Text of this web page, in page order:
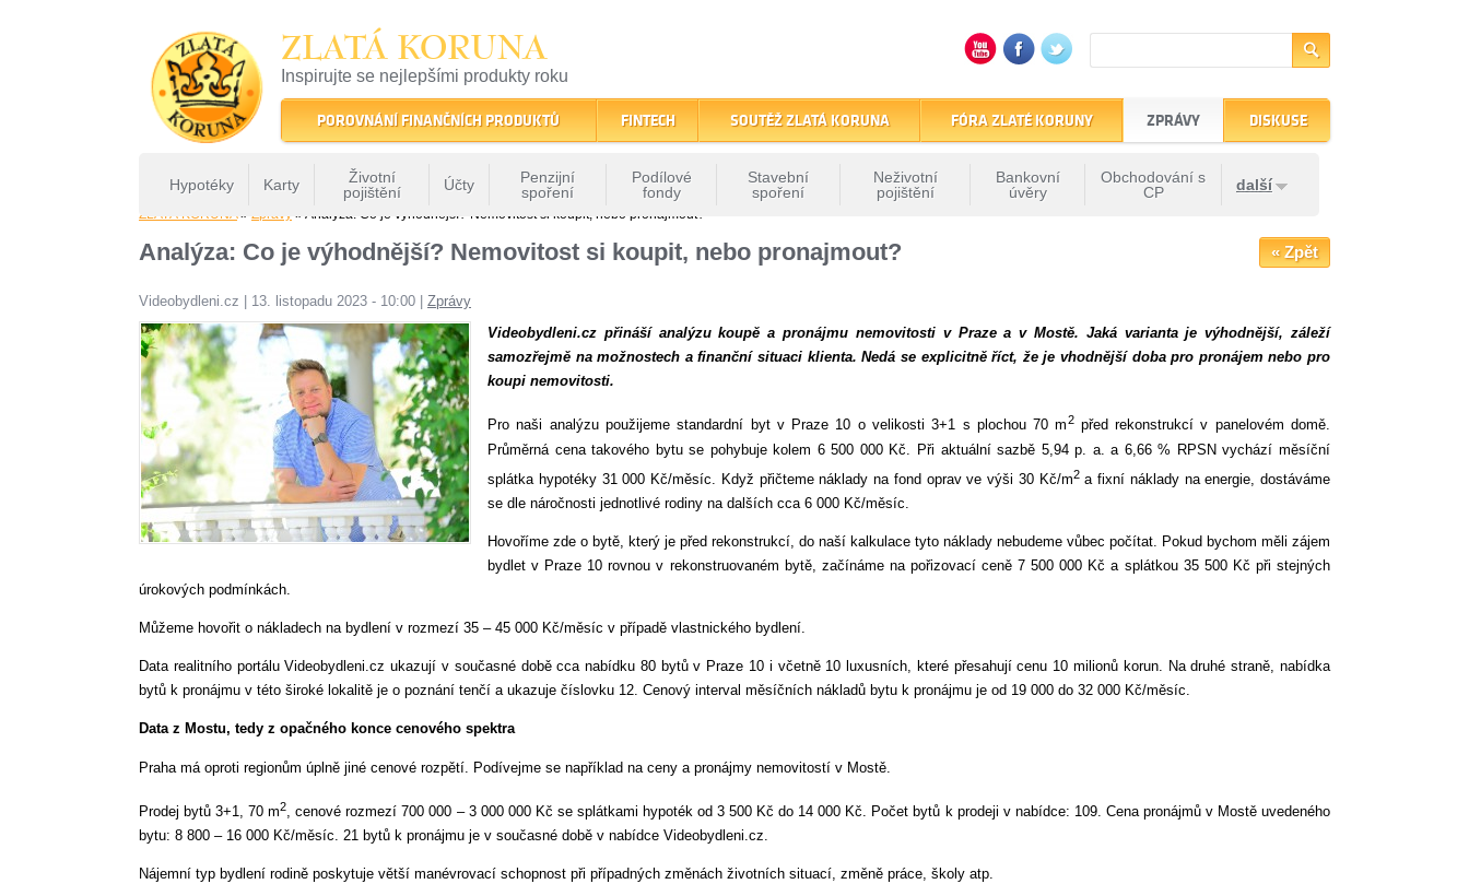
ZLATÁ KORUNA
Inspirujte se nejlepšími produkty roku
22 let tradice a kvality na finančním trhu
POROVNÁNÍ FINANČNÍCH PRODUKTŮ FINTECH SOUTĚŽ ZLATÁ KORUNA FÓRA ZLATÉ KORUNY ZPRÁVY
Hypotéky Karty
Životní
pojištění
Účty
Penzijní
spoření
Podílové
fondy
Stavební
spoření
Neživotní
pojištění
Bankovní
úvěry
Obchodování s
CP
další
DISKUSE
ZLATÁ KORUNA» Zprávy » Analýza: Co je výhodnější? Nemovitost si koupit, nebo pronajmout?
« Zpět
Analýza: Co je výhodnější? Nemovitost si koupit, nebo pronajmout?
Videobydleni.cz 13. listopadu 2023 - 10:00
Zprávy
Videobydleni.cz přináší analýzu koupě a pronájmu nemovitosti v Praze a v Mostě. Jaká varianta je výhodnější, záleží
samozřejmě na možnostech a finanční situaci klienta. Nedá se explicitně říct, že je vhodnější doba pro pronájem nebo pro
koupi nemovitosti.
Pro naši analýzu použijeme standardní byt v Praze 10 o velikosti 3+1 s plochou 70 m2před rekonstrukcí v panelovém domě.
Průměrná cena takového bytu se pohybuje kolem 6 500 000 Kč. Při aktuální sazbě 5,94 p. a. a 6,66 % RPSN vychází měsíční
splátka hypotéky 31 000 Kč/měsíc. Když přičteme náklady na fond oprav ve výši 30 Kč/m2a fixní náklady na energie, dostáváme
se dle náročnosti jednotlivé rodiny na dalších cca 6 000 Kč/měsíc.
Hovoříme zde o bytě, který je před rekonstrukcí, do naší kalkulace tyto náklady nebudeme vůbec počítat. Pokud bychom měli zájem
bydlet v Praze 10 rovnou v rekonstruovaném bytě, začínáme na pořizovací ceně 7 500 000 Kč a splátkou 35 500 Kč při stejných
úrokových podmínkách.
Můžeme hovořit o nákladech na bydlení v rozmezí 35 – 45 000 Kč/měsíc v případě vlastnického bydlení.
Data realitního portálu Videobydleni.cz ukazují v současné době cca nabídku 80 bytů v Praze 10 i včetně 10 luxusních, které přesahují cenu 10 milionů korun. Na druhé straně, nabídka
bytů k pronájmu v této široké lokalitě je o poznání tenčí a ukazuje číslovku 12. Cenový interval měsíčních nákladů bytu k pronájmu je od 19 000 do 32 000 Kč/měsíc.
Data z Mostu, tedy z opačného konce cenového spektra
Praha má oproti regionům úplně jiné cenové rozpětí. Podívejme se například na ceny a pronájmy nemovitostí v Mostě.
Prodej bytů 3+1, 70 m2, cenové rozmezí 700 000 – 3 000 000 Kč se splátkami hypoték od 3 500 Kč do 14 000 Kč. Počet bytů k prodeji v nabídce: 109. Cena pronájmů v Mostě uvedeného
bytu: 8 800 – 16 000 Kč/měsíc. 21 bytů k pronájmu je v současné době v nabídce Videobydleni.cz.
Nájemní typ bydlení rodině poskytuje větší manévrovací schopnost při případných změnách životních situací, změně práce, školy atp.